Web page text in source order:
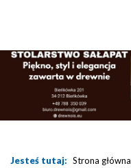
Jesteś tutaj: Strona główna